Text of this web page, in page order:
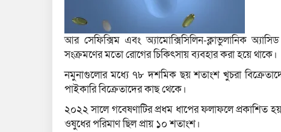
আর সেফিক্সিম এবং অ্যামোক্সিসিলিন-ক্লাভুলানিক
সংক্রমণের মতো রোগের চিকিৎসায় ব্যবহার করা হয়ে থাকে।
নমুনাগুলোর মধ্যে ৭৮ দশমিক ছয় শতাংশ খুচরা
পাইকারি বিক্রেতাদের কাছ থেকে।
২০২২ সালে গবেষণাটির প্রধম ধাপের ফলাফলে প্রকাশিত
ওষুধের পরিমাণ ছিল প্রায় ১০ শতাংশ।